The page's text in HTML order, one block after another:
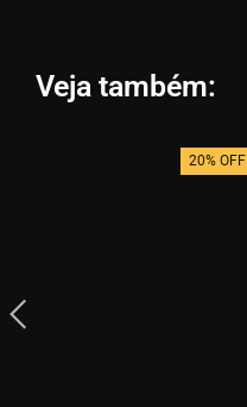
Veja também:
20% OFF